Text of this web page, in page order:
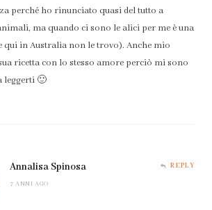
perché ho rinunciato quasi del tutto a
ma quando ci sono le alici per me è una
qui in Australia non le trovo). Anche mio
ricetta con lo stesso amore perciò mi sono
leggerti 🙂
Annalisa Spinosa
7 ANNI AGO
REPLY